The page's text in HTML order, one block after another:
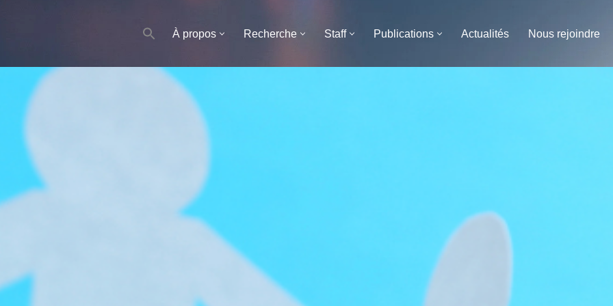
À propos Recherche Staff Publications Actualités Nous rejoindre